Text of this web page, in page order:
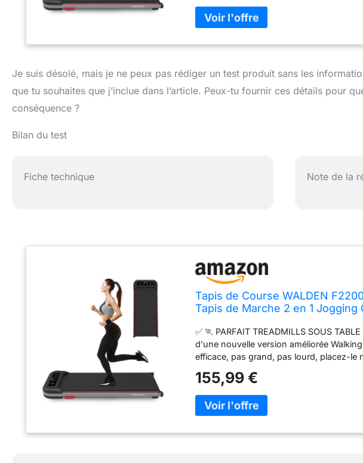
vitesse, assez bon pour la marche, le
département & bureau, encore super
TRAIN DE COURSE SOUS LA TABLE
course antidérapant à 5 couches,
centimètres, peut être placé sous le
chambre et le bureau ; Facile à déplacer
COURSE PORTABLE AVEC
Je suis désolé, mais je ne peux pas rédiger un test produit sans les
que tu souhaites que j’inclue dans l’article. Peux-tu fournir ces détails pour
conséquence ?
Bilan du test
Fiche technique Note de la
Tapis de Course WALDEN
Tapis de Marche 2 en 1 Jogging
✅ 🏃 PARFAIT TREADMILLS SOUS
d'une nouvelle version améliorée
efficace, pas grand, pas lourd, placez-
3-en-1 SOUS L'ÉCRAN AVEC MOTEUR
vitesse, assez bon pour la marche, le
département & bureau, encore super
TRAIN DE COURSE SOUS LA TABLE
course antidérapant à 5 couches,
155,99 €